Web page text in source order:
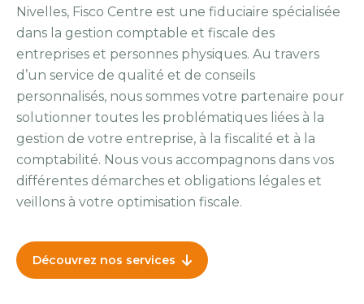
Nivelles, Fisco Centre est une fiduciaire spécialisée
dans la gestion comptable et fiscale des
entreprises et personnes physiques. Au travers
d’un service de qualité et de conseils
personnalisés, nous sommes votre partenaire pour
solutionner toutes les problématiques liées à la
gestion de votre entreprise, à la fiscalité et à la
comptabilité. Nous vous accompagnons dans vos
différentes démarches et obligations légales et
veillons à votre optimisation fiscale.
Découvrez nos services